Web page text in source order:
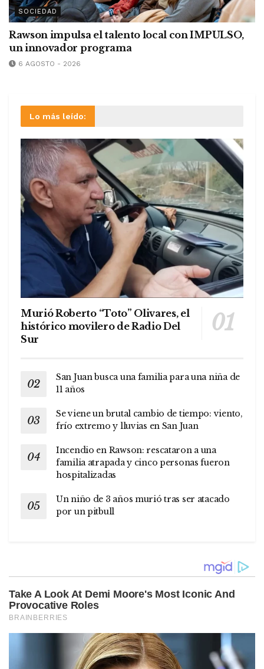
SOCIEDAD
Rawson impulsa el talento local con IMPULSO,
un innovador programa
6 AGOSTO - 2026
Lo más leído:
Murió Roberto “Toto” Olivares, el
histórico movilero de Radio Del
Sur
San Juan busca una familia para una niña de
11 años
Se viene un brutal cambio de tiempo: viento,
frío extremo y lluvias en San Juan
Incendio en Rawson: rescataron a una
familia atrapada y cinco personas fueron
hospitalizadas
Un niño de 3 años murió tras ser atacado
por un pitbull